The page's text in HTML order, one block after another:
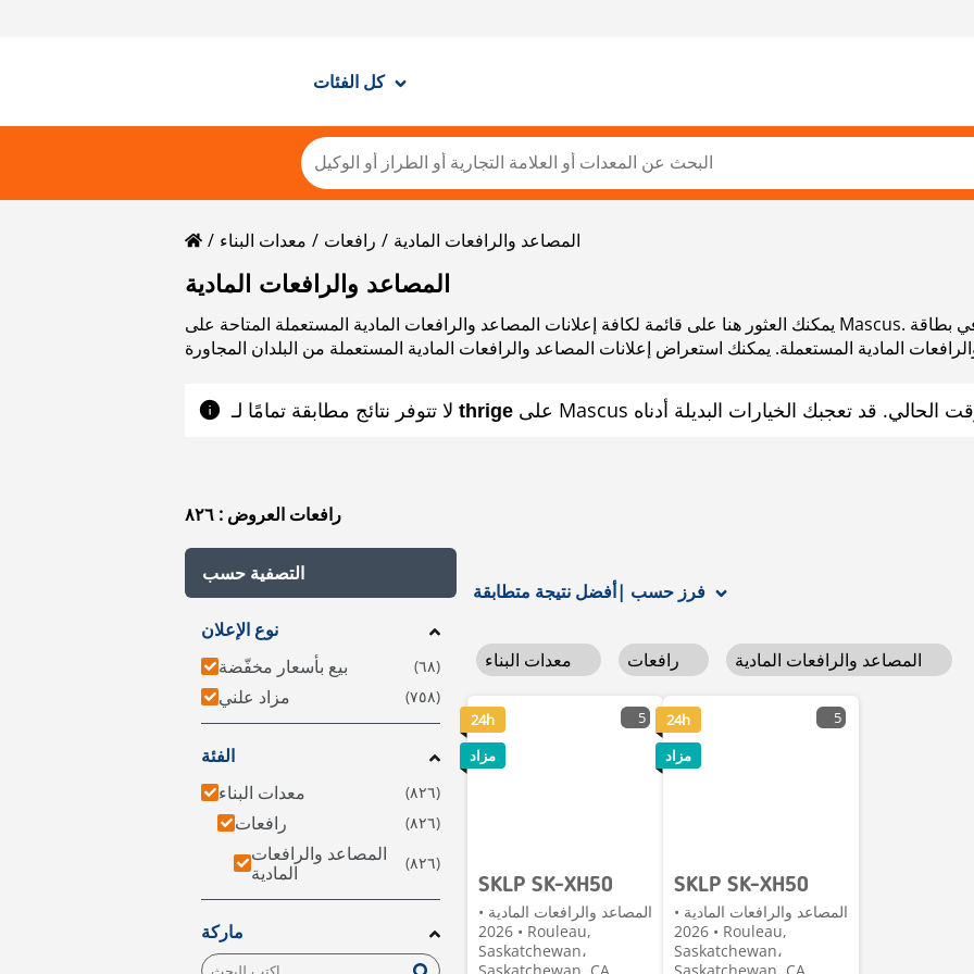
كل الفئات
معدات البناء رافعات
المصاعد والرافعات المادية
المصاعد والرافعات المادية
يمكنك العثور هنا على قائمة لكافة إعلانات المصاعد والرافعات المادية المستعملة المتاحة على Mascus. يرجى استخدام بيانات الاتصال الموجودة في بطاقة
المادية المستعملة. يمكنك استعراض إعلانات المصاعد والرافعات المادية المستعملة من البلدان المجاورة
thrige
رافعات العروض : ٨٢٦
التصفية حسب
نوع الإعلان
بيع بأسعار مخفّضة
مزاد علني
الفئة
معدات البناء
رافعات
المصاعد والرافعات
المادية
ماركة
فرز حسب |
5
SKLP SK-XH50
المصاعد والرافعات المادية •
2026 • Rouleau,
Saskatchewan،
24h
مزاد
5
SKLP SK-XH50
المصاعد والرافعات المادية •
2026 • Rouleau,
Saskatchewan،
24h
مزاد